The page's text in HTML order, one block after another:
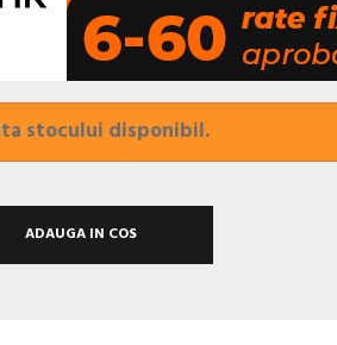
stocului disponibil.
ADAUGA IN COS